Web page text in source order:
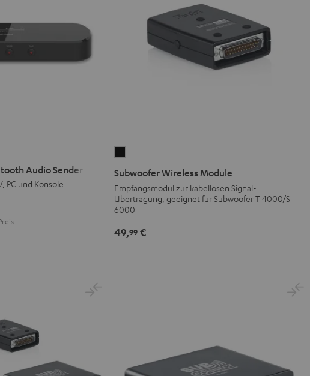
Audio Sender
PC und Konsole
Wireless
Schwarz
Version
Subwoofer Wireless Module
Empfangsmodul zur kabellosen Signal-
Übertragung, geeignet für Subwoofer T 4000/S
6000
49,99 €